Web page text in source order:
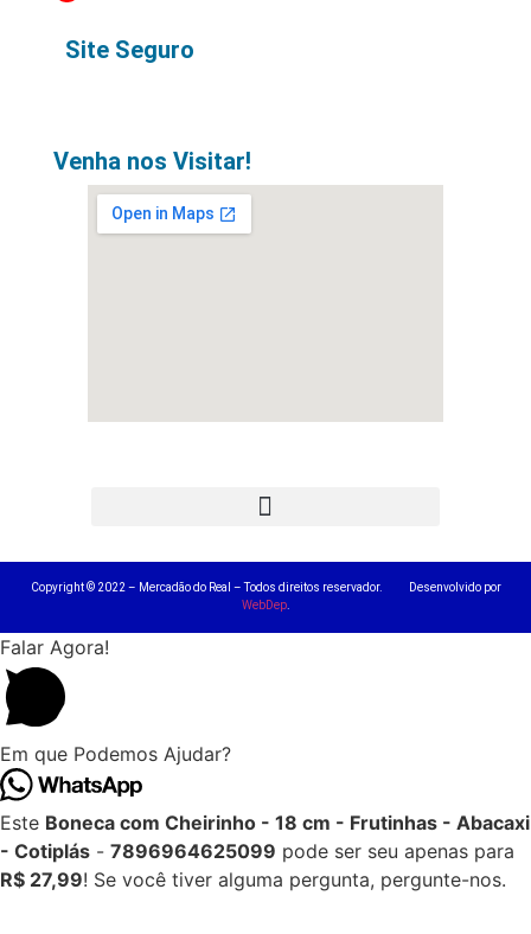
Site Seguro
Venha nos Visitar!
Copyright © 2022 – Mercadão do Real – Todos direitos reservador. Desenvolvido por
WebDep.
Falar Agora!
Em que Podemos Ajudar?
Este Boneca com Cheirinho - 18 cm - Frutinhas - Abacaxi
- Cotiplás - 7896964625099 pode ser seu apenas para
R$ 27,99! Se você tiver alguma pergunta, pergunte-nos.